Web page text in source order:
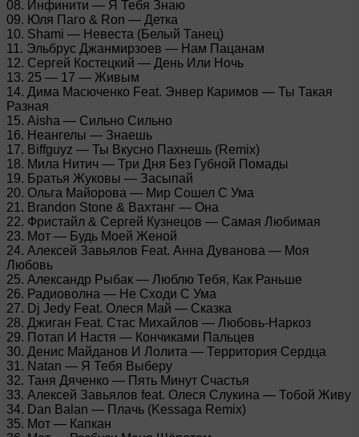
08. Инфинити — Я Тебя Знаю
09. Юля Паго & Ron — Детка
10. Shami — Невеста (Белый Танец)
11. Эльбрус Джанмирзоев — Нам Пацанам
12. Сергей Костецкий — День Или Ночь
13. 25 — 17 — Живым
14. Дима Масюченко Feat. Энвер Каримов — Ты Такая
Разная
15. Aisha — Сильно Сильно
16. Неангелы — Знаешь
17. Biffguyz — Ты Вкусно Пахнешь (Remix)
18. Мила Нитич — Три Дня Без Губной Помады
19. Братья Жуковы — Засыпай
20. Ольга Майорова — Мир Сошел С Ума
21. Brandon Stone & Вахтанг — Она
22. Фристайл & Сергей Кузнецов — Самая Любимая
23. Мот — Будь Моей Женой
24. Алексей Завьялов Feat. Анна Дуванова — Моя
Любовь
25. Александр Рыбак — Люблю Тебя, Как Раньше
26. Радиоволна — Не Сходи С Ума
27. Dj Jedy Feat. Олеся Май — Сказка
28. Джиган Feat. Стас Михайлов — Любовь-Наркоз
29. Потап И Настя — Кончиками Пальцев
30. Денис Майданов И Лолита — Территория Сердца
31. Natan — Я Тебя Выберу
32. Таня Дяченко — Пять Минут Счастья
33. Алексей Завьялов feat. Олеся Слукина — Тобой Живу
34. Dan Balan — Плачь (Kessaga Remix)
35. Мот — Капкан